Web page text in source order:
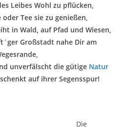
Leibes Wohl zu pflücken,
oder Tee sie zu genießen,
in Wald, auf Pfad und Wiesen,
Großstadt nahe Dir am
unverfälscht die gütige Natur
auf ihrer Segensspur!
Die